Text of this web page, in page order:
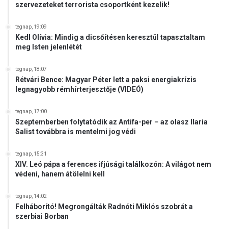
szervezeteket terrorista csoportként kezelik!
tegnap, 19:09
Kedl Olívia: Mindig a dicsőítésen keresztül tapasztaltam
meg Isten jelenlétét
tegnap, 18:07
Rétvári Bence: Magyar Péter lett a paksi energiakrízis
legnagyobb rémhírterjesztője (VIDEÓ)
tegnap, 17:00
Szeptemberben folytatódik az Antifa-per – az olasz Ilaria
Salist továbbra is mentelmi jog védi
tegnap, 15:31
XIV. Leó pápa a ferences ifjúsági találkozón: A világot nem
védeni, hanem átölelni kell
tegnap, 14:02
Felháborító! Megrongálták Radnóti Miklós szobrát a
szerbiai Borban